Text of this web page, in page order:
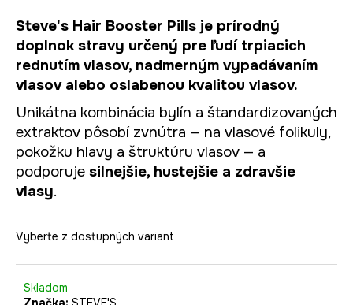
Steve's Hair Booster Pills je prírodný
doplnok stravy určený pre ľudí trpiacich
rednutím vlasov, nadmerným vypadávaním
vlasov alebo oslabenou kvalitou vlasov.
Unikátna kombinácia bylín a štandardizovaných
extraktov pôsobí zvnútra — na vlasové folikuly,
pokožku hlavy a štruktúru vlasov — a
podporuje silnejšie, hustejšie a zdravšie
vlasy.
Vyberte z dostupných variant
Skladom
O
d
p
o
r
ú
č
a
m